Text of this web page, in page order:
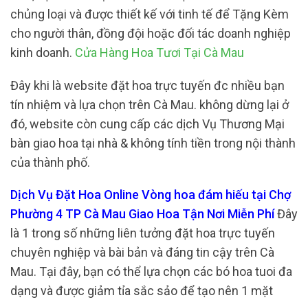
chủng loại và được thiết kế với tinh tế để Tặng Kèm
cho người thân, đồng đội hoặc đối tác doanh nghiệp
kinh doanh. Cửa Hàng Hoa Tươi Tại Cà Mau
Đây khi là website đặt hoa trực tuyến đc nhiều bạn
tín nhiệm và lựa chọn trên Cà Mau. không dừng lại ở
đó, website còn cung cấp các dịch Vụ Thương Mại
bàn giao hoa tại nhà & không tính tiền trong nội thành
của thành phố.
Dịch Vụ Đặt Hoa Online Vòng hoa đám hiếu tại Chợ
Phường 4 TP Cà Mau Giao Hoa Tận Nơi Miễn PhíĐây
là 1 trong số những liên tưởng đặt hoa trực tuyến
chuyên nghiệp và bài bản và đáng tin cậy trên Cà
Mau. Tại đây, bạn có thể lựa chọn các bó hoa tuoi đa
dạng và được giảm tỉa sắc sảo để tạo nên 1 mặt